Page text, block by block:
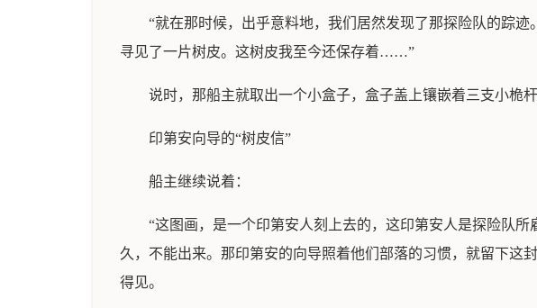
“就在那时候，出乎意料地，我们居然发现了那探险队的踪
寻见了一片树皮。这树皮我至今还保存着……”
说时，那船主就取出一个小盒子，盒子盖上镶嵌着三支小桅
印第安向导的“树皮信”
船主继续说着：
“这图画，是一个印第安人刻上去的，这印第安人是探险队
久，不能出来。那印第安的向导照着他们部落的习惯，就留下这
得见。